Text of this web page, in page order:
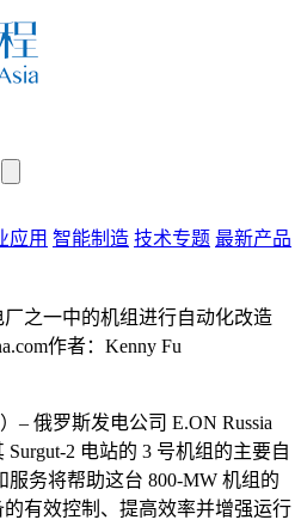
应用 智能制造 技术专题 最新产品
之一中的机组进行自动化改造
作者：Kenny Fu
– 俄罗斯发电公司 E.ON Russia
2 电站的 3 号机组的主要自
务将帮助这台 800-MW 机组的
有效控制、提高效率并增强运行